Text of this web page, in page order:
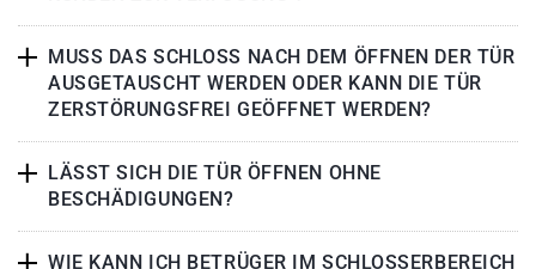
MUSS DAS SCHLOSS NACH DEM ÖFFNEN DER TÜR
AUSGETAUSCHT WERDEN ODER KANN DIE TÜR
ZERSTÖRUNGSFREI GEÖFFNET WERDEN?
LÄSST SICH DIE TÜR ÖFFNEN OHNE
BESCHÄDIGUNGEN?
WIE KANN ICH BETRÜGER IM SCHLOSSERBEREICH